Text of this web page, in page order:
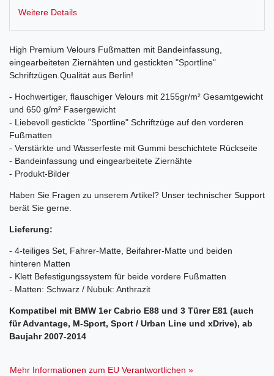
Weitere Details
High Premium Velours Fußmatten mit Bandeinfassung,
eingearbeiteten Ziernähten und gestickten "Sportline"
Schriftzügen.Qualität aus Berlin!
- Hochwertiger, flauschiger Velours mit 2155gr/m² Gesamtgewicht
und 650 g/m² Fasergewicht
- Liebevoll gestickte "Sportline" Schriftzüge auf den vorderen
Fußmatten
- Verstärkte und Wasserfeste mit Gummi beschichtete Rückseite
- Bandeinfassung und eingearbeitete Ziernähte
- Produkt-Bilder
Haben Sie Fragen zu unserem Artikel? Unser technischer Support
berät Sie gerne.
Lieferung:
- 4-teiliges Set, Fahrer-Matte, Beifahrer-Matte und beiden
hinteren Matten
- Klett Befestigungssystem für beide vordere Fußmatten
- Matten: Schwarz / Nubuk: Anthrazit
Kompatibel mit BMW 1er Cabrio E88 und 3 Türer E81 (auch
für Advantage, M-Sport, Sport / Urban Line und xDrive), ab
Baujahr 2007-2014
Mehr Informationen zum EU Verantwortlichen »